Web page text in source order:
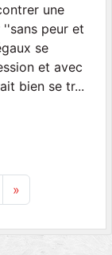
une
peur et
se
et avec
bien se tr...
»